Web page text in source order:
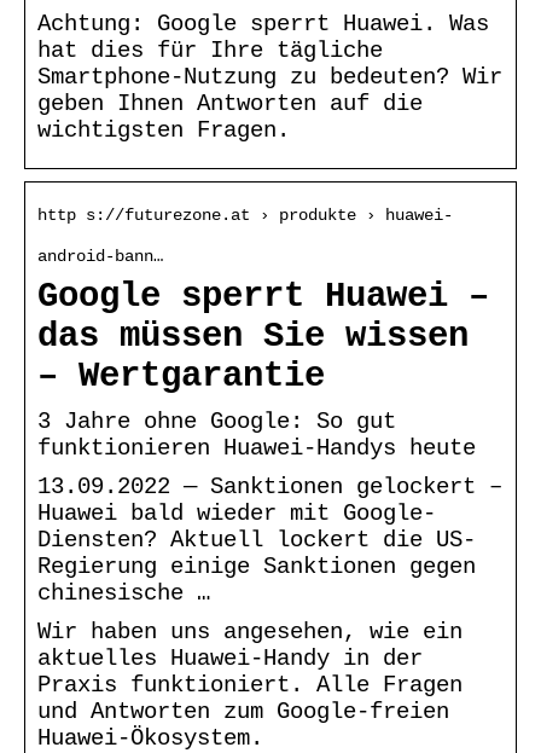
Achtung: Google sperrt Huawei. Was
hat dies für Ihre tägliche
Smartphone-Nutzung zu bedeuten? Wir
geben Ihnen Antworten auf die
wichtigsten Fragen.
http s://futurezone.at › produkte › huawei-
android-bann…
Google sperrt Huawei –
das müssen Sie wissen
– Wertgarantie
3 Jahre ohne Google: So gut
funktionieren Huawei-Handys heute
13.09.2022 — Sanktionen gelockert –
Huawei bald wieder mit Google-
Diensten? Aktuell lockert die US-
Regierung einige Sanktionen gegen
chinesische …
Wir haben uns angesehen, wie ein
aktuelles Huawei-Handy in der
Praxis funktioniert. Alle Fragen
und Antworten zum Google-freien
Huawei-Ökosystem.